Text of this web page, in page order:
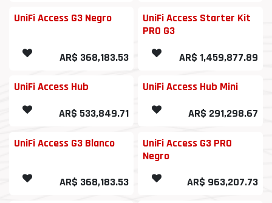
UniFi Access G3 Negro
AR$ 368,183.53
UniFi Access Starter Kit
PRO G3
AR$ 1,459,877.89
UniFi Access Hub
AR$ 533,849.71
UniFi Access Hub Mini
AR$ 291,298.67
UniFi Access G3 Blanco
AR$ 368,183.53
UniFi Access G3 PRO
Negro
AR$ 963,207.73